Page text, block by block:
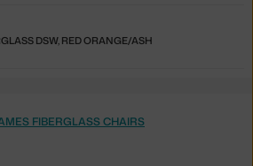
DSW, RED ORANGE/ASH
FIBERGLASS CHAIRS